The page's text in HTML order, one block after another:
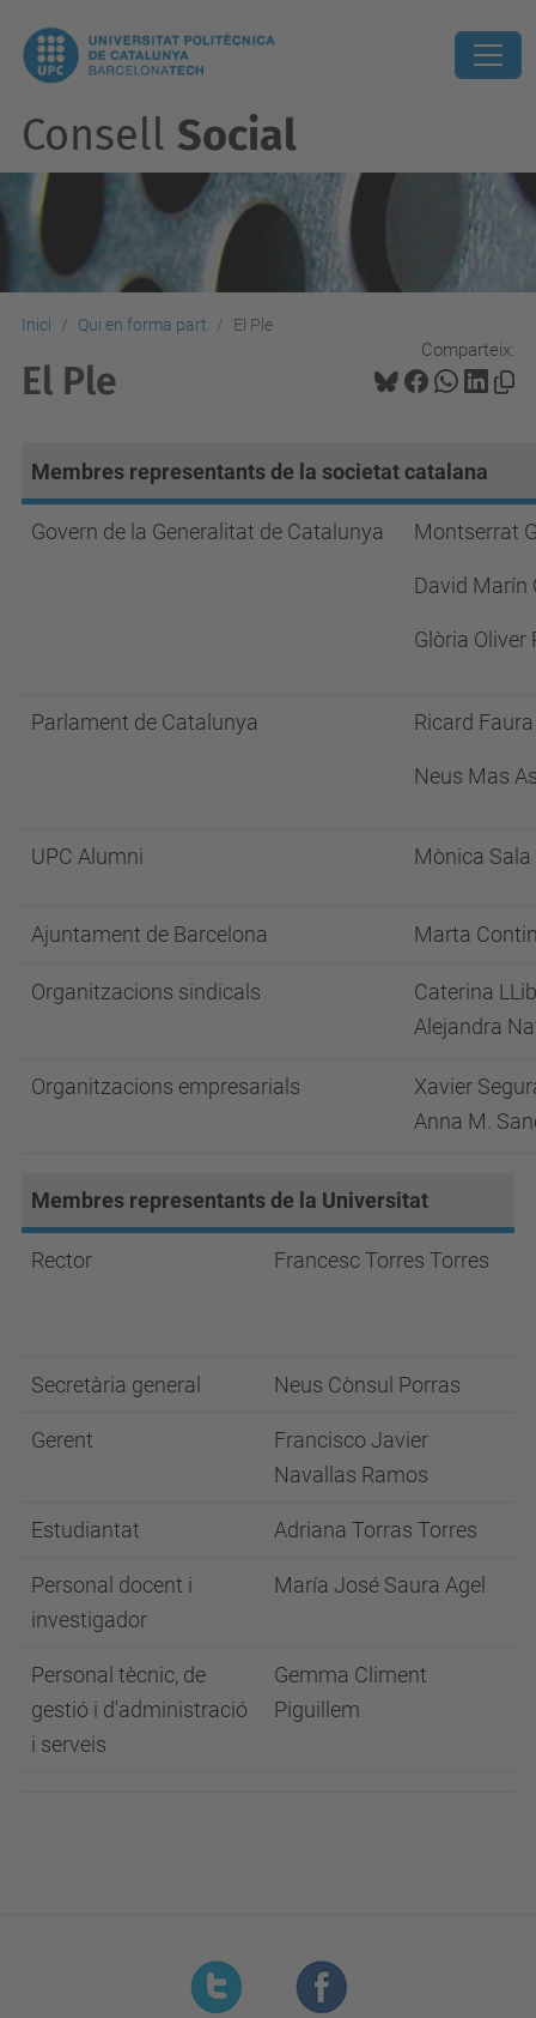
Consell Social
Inici Qui en forma part El Ple
Comparteix:
El Ple
Membres representants de la societat catalana
Govern de la Generalitat de Catalunya Montserrat
David Marín
Glòria Oliver
Parlament de Catalunya Ricard
Neus Mas
UPC Alumni Mònica
Ajuntament de Barcelona Marta
Organitzacions sindicals
Caterina
Alejandra
Organitzacions empresarials
Xavier
Anna M.
Membres representants de la Universitat
Rector Francesc Torres Torres
Secretària general Neus Cònsul Porras
Gerent
Francisco Javier
Navallas Ramos
Estudiantat Adriana Torras Torres
Personal docent i
investigador
María José Saura Agel
Personal tècnic, de
gestió i d'administració
i serveis
Gemma Climent
Piguillem